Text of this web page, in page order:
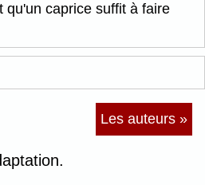
qu'un caprice suffit à faire
Les auteurs »